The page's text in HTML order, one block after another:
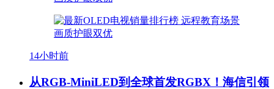
14小时前
从RGB-MiniLED到全球首发RGBX！海信引领